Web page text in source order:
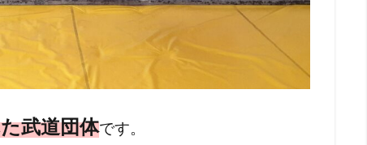
武道団体です。